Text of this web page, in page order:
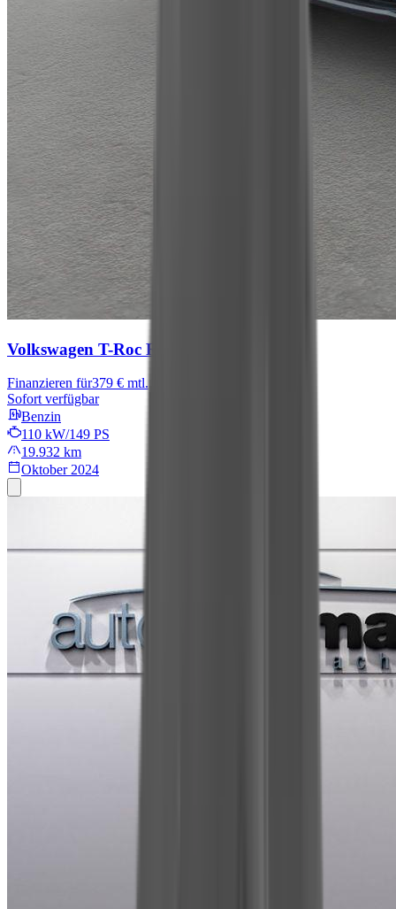
Volkswagen T-Roc R-Line
Finanzieren für379 € mtl.
Sofort verfügbar
Benzin
110 kW/149 PS
19.932 km
Oktober 2024